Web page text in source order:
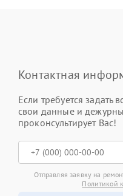
Контактная
Если требуется задать
свои данные и
проконсультирует Вас!
Отправляя заявку на
Политикой